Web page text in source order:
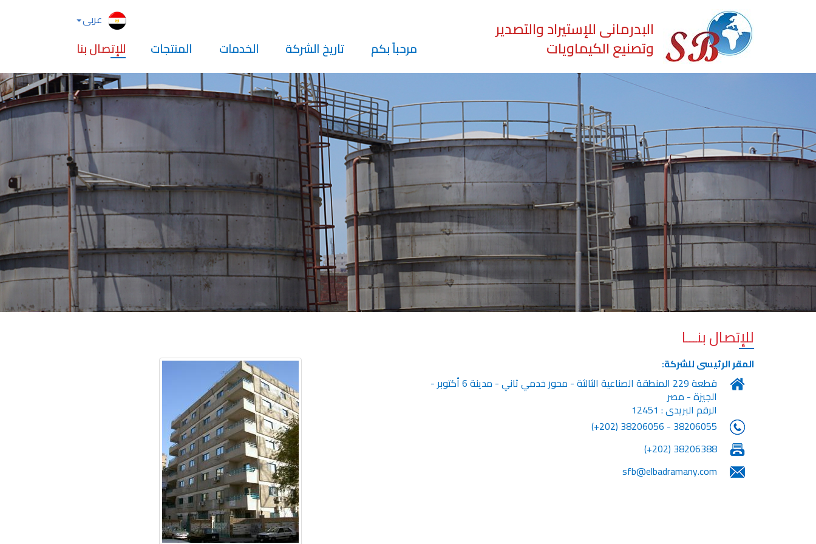
عربى البدرمانى للإستيراد والتصدير
وتصنيع الكيماويات مرحباً بكم تاريخ الشركة الخدمات المنتجات للإتصال بنا
للإتصال بنـــا
المقر الرئيسى للشركة:
قطعة 229 المنطقة الصناعية الثالثة - محور خدمي ثاني - مدينة 6 أكتوبر -
الجيزة - مصر
الرقم البريدى : 12451
38206055 - 38206056 (202+)
38206388 (202+)
sfb@elbadramany.com